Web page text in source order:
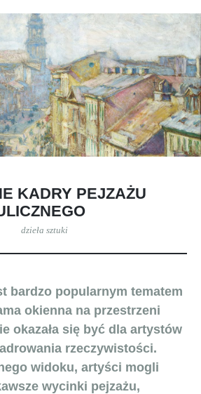
KADRY PEJZAŻU
dzieła sztuki
bardzo popularnym tematem
okienna na przestrzeni
okazała się być dla artystów
rzeczywistości.
widoku, artyści mogli
wycinki pejzażu,